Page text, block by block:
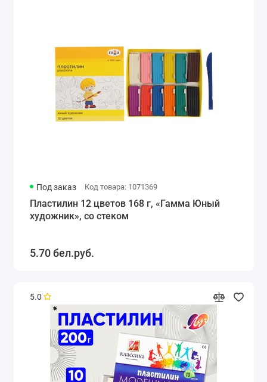
Под заказ Код товара: 1071369
Пластилин 12 цветов 168 г, «Гамма Юный
художник», со стеком
5.70 бел.руб.
5.0